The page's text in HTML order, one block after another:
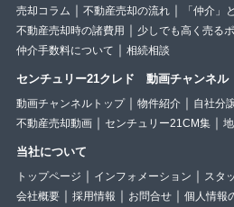
売却コラム
不動産売却の流れ
「仲介」
不動産売却時の諸費用
少しでも高く売る
仲介手数料について
相続相談
センチュリー21クレド 動画チャンネル
動画チャンネルトップ 物件紹介 自社分
不動産売却動画
センチュリー21CM集
当社について
トップページ インフォメーション スタ
会社概要
採用情報 お問合せ 個人情報